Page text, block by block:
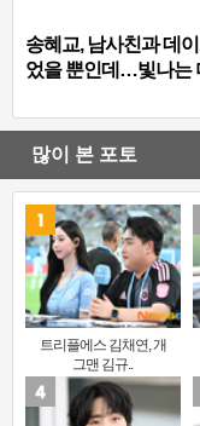
송혜교, 남사친과 데
었을 뿐인데…빛나는
많이 본 포토
트리플에스 김채연, 개
그맨 김규..